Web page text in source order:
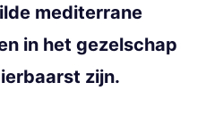
mediterrane
in het gezelschap
zijn.